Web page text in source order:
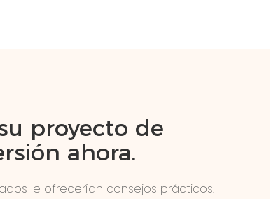
proyecto de
ahora.
le ofrecerían consejos prácticos.